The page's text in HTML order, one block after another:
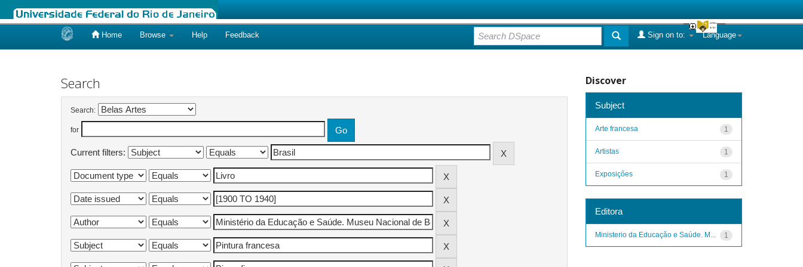
Home Browse Help Feedback Language
Sign on to:
Search
Search:
for
Current filters:
Discover
Subject
1
Arte francesa
1
Artistas
1
Exposições
Editora
1
Ministerio da Educação e Saúde. M...